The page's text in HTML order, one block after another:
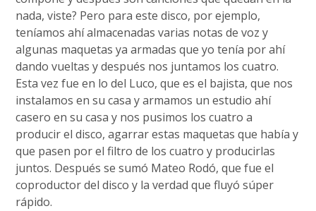
nada, viste? Pero para este disco, por ejemplo,
teníamos ahí almacenadas varias notas de voz y
algunas maquetas ya armadas que yo tenía por ahí
dando vueltas y después nos juntamos los cuatro.
Esta vez fue en lo del Luco, que es el bajista, que nos
instalamos en su casa y armamos un estudio ahí
casero en su casa y nos pusimos los cuatro a
producir el disco, agarrar estas maquetas que había y
que pasen por el filtro de los cuatro y producirlas
juntos. Después se sumó Mateo Rodó, que fue el
coproductor del disco y la verdad que fluyó súper
rápido.